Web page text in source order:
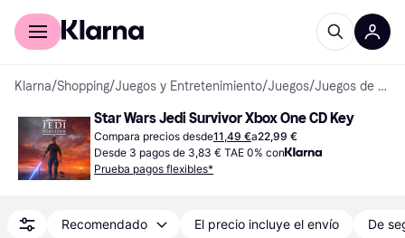
Comprar con Klarna
Klarna/Shopping/Juegos y Entretenimiento/Juegos/ Juegos de Xbox One
Star Wars Jedi Survivor Xbox One CD Key
Compara precios desde11,49 €a22,99 €
Desde 3 pagos de 3,83 € TAE 0% con
Prueba pagos flexibles*
Recomendado El precio incluye el envío De